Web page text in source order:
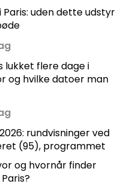
Paris: uden dette udstyr
lukket flere dage i
og hvilke datoer man
rundvisninger ved
(95), programmet
og hvornår finder